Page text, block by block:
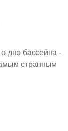
дно бассейна -
странным